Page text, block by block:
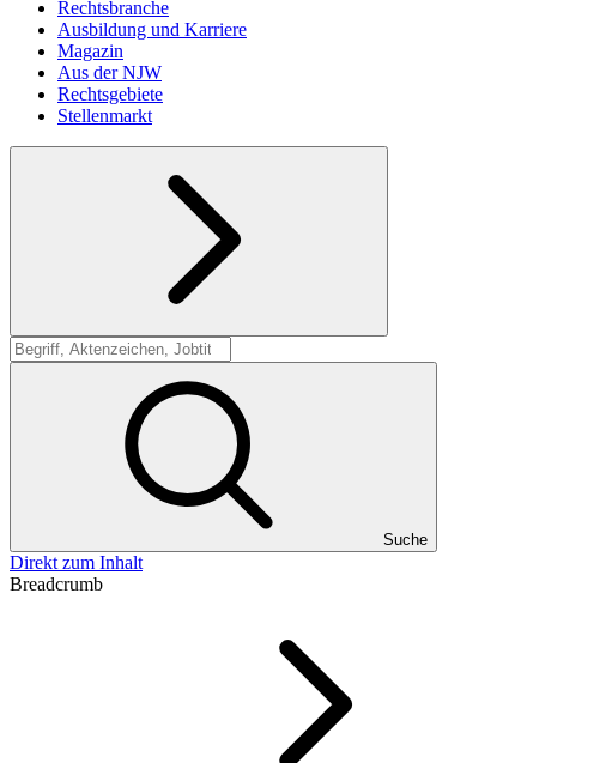
Rechtsbranche
Ausbildung und Karriere
Magazin
Aus der NJW
Rechtsgebiete
Stellenmarkt
Suche
Suche
Direkt zum Inhalt
Breadcrumb